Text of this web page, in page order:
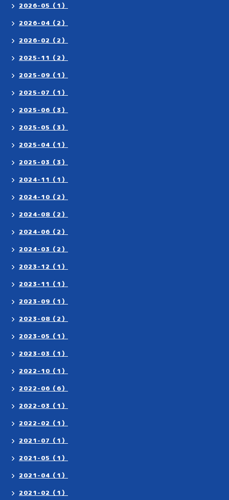
2026-05（1）
2026-04（2）
2026-02（2）
2025-11（2）
2025-09（1）
2025-07（1）
2025-06（3）
2025-05（3）
2025-04（1）
2025-03（3）
2024-11（1）
2024-10（2）
2024-08（2）
2024-06（2）
2024-03（2）
2023-12（1）
2023-11（1）
2023-09（1）
2023-08（2）
2023-05（1）
2023-03（1）
2022-10（1）
2022-06（6）
2022-03（1）
2022-02（1）
2021-07（1）
2021-05（1）
2021-04（1）
2021-02（1）